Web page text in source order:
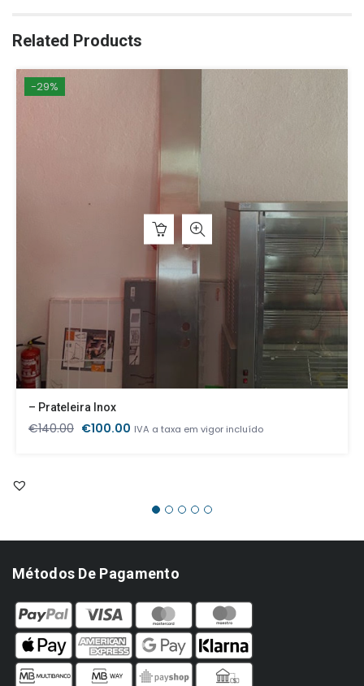
Related Products
-29%
– Prateleira Inox
€140.00 O
€100.00 O
IVA a taxa em vigor incluído
Métodos De Pagamento